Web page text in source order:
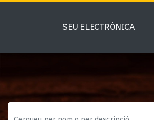
SEU ELECTRÒNICA